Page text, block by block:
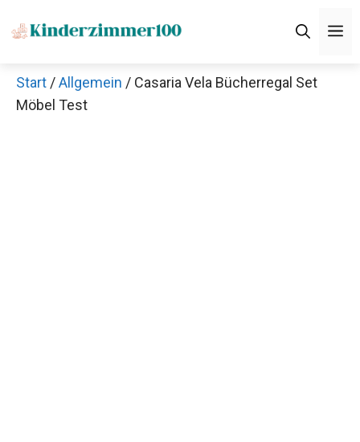
Inhalt
Start /Allgemein / Casaria Vela Bücherregal Set
Möbel Test